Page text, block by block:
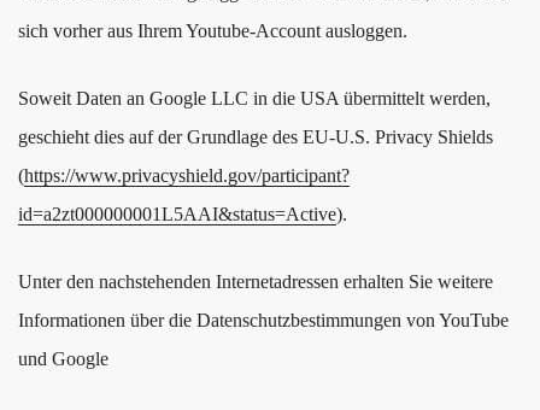
sich vorher aus Ihrem Youtube-Account ausloggen.
Soweit Daten an Google LLC in die USA übermittelt werden,
geschieht dies auf der Grundlage des EU-U.S. Privacy Shields
(https://www.privacyshield.gov/participant?
id=a2zt000000001L5AAI&status=Active).
Unter den nachstehenden Internetadressen erhalten Sie weitere
Informationen über die Datenschutzbestimmungen von YouTube
und Google